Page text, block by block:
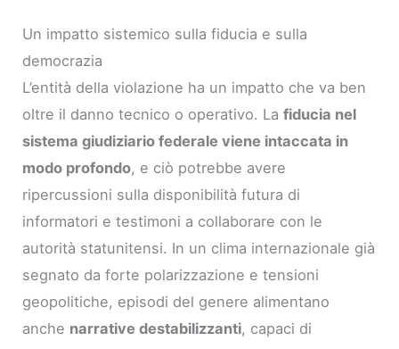
Un impatto sistemico sulla fiducia e sulla
democrazia
L’entità della violazione ha un impatto che va ben
oltre il danno tecnico o operativo. Lafiducia nel
sistema giudiziario federale viene intaccata in
modo profondo, e ciò potrebbe avere
ripercussioni sulla disponibilità futura di
informatori e testimoni a collaborare con le
autorità statunitensi. In un clima internazionale già
segnato da forte polarizzazione e tensioni
geopolitiche, episodi del genere alimentano
anche narrative destabilizzanti, capaci di